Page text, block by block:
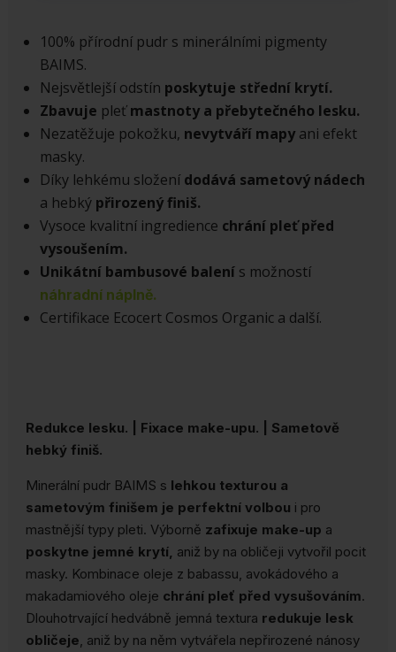
množství
100% přírodní pudr s minerálními pigmenty
BAIMS.
Nejsvětlejší odstín poskytuje střední krytí.
Zbavuje pleťmastnoty a přebytečného lesku.
Nezatěžuje pokožku, nevytváří mapyani efekt
masky.
Díky lehkému složenídodává sametový nádech
a hebkýpřirozený finiš.
Vysoce kvalitní ingredience chrání pleť před
vysoušením.
Unikátní bambusové balenís možností
náhradní náplně.
Certifikace Ecocert Cosmos Organic a další.
Redukce lesku. | Fixace make-upu. | Sametově
hebký finiš.
Minerální pudr BAIMS s lehkou texturou a
sametovým finišem je perfektní volbou i pro
mastnější typy pleti. Výborně zafixuje make-up a
poskytne jemné krytí, aniž by na obličeji vytvořil pocit
masky. Kombinace oleje z babassu, avokádového a
makadamiového oleje chrání pleť před vysušováním.
Dlouhotrvající hedvábně jemná textura redukuje lesk
obličeje , aniž by na něm vytvářela nepřirozené nánosy